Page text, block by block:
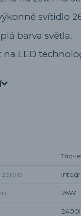
svítidlo
barva světla.
na LED
Trio-
zdroje
26W